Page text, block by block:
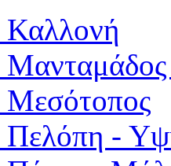
Πελόπη -